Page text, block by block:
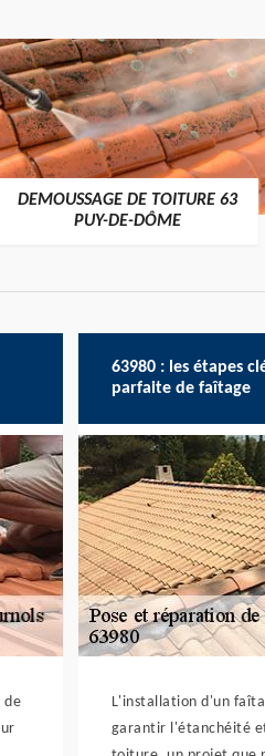
DEMOUSSAGE DE TOITURE 63
PUY-DE-DÔME
de
63980 : les étapes
parfaite de faîtage
L'installation d'un
garantir l'étanchéité